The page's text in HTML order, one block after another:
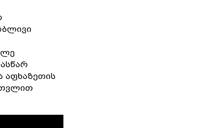
აფხაზეთის